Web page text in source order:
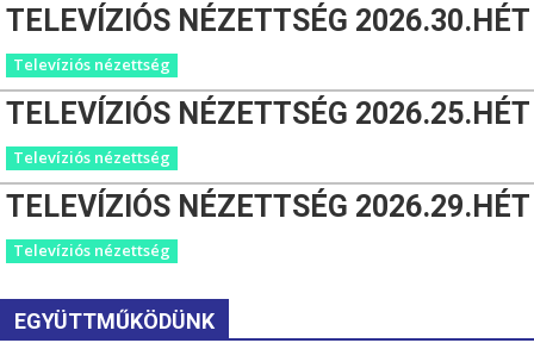
TELEVÍZIÓS NÉZETTSÉG 2026.30.HÉT
Televíziós nézettség
TELEVÍZIÓS NÉZETTSÉG 2026.25.HÉT
Televíziós nézettség
TELEVÍZIÓS NÉZETTSÉG 2026.29.HÉT
Televíziós nézettség
EGYÜTTMŰKÖDÜNK